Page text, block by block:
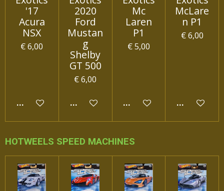
'17
Acura
NSX
€ 6,00
IN WINKELWAGEN
2020
Ford
Mustan
g
Shelby
GT 500
€ 6,00
IN WINKELWAGEN
Mc
Laren
P1
€ 5,00
IN WINKELWAGEN
McLare
n P1
€ 6,00
IN
HOTWEELS SPEED MACHINES